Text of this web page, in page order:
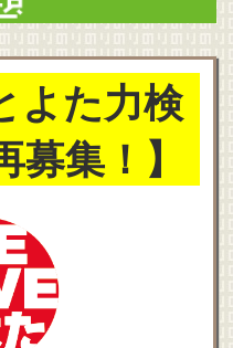
よた力検
集！】